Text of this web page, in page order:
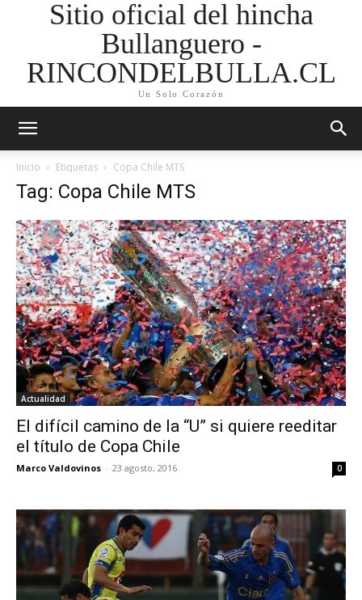
Sitio oficial del hincha
Bullanguero -
RINCONDELBULLA.CL
Un Solo Corazón
Inicio Etiquetas Copa Chile MTS
Tag: Copa Chile MTS
Actualidad
El difícil camino de la “U” si quiere reeditar
el título de Copa Chile
Marco Valdovinos - 23 agosto, 2016 0